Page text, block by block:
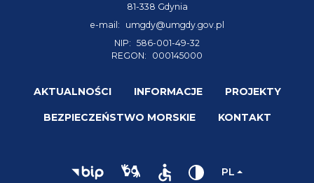
81-338 Gdynia
e-mail:
umgdy@umgdy.gov.pl
NIP: 586-001-49-32
REGON:
000145000
AKTUALNOŚCI INFORMACJE PROJEKTY
BEZPIECZEŃSTWO MORSKIE KONTAKT
PL